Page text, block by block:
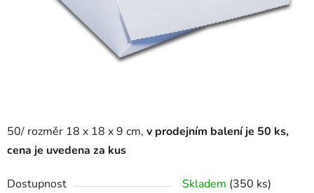
50/ rozměr 18 x 18 x 9 cm, v prodejním balení je 50 ks,
cena je uvedena za kus
Dostupnost Skladem (350 ks)